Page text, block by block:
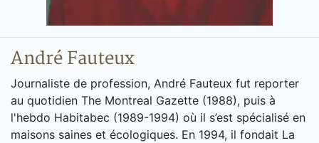
André Fauteux
Journaliste de profession, André Fauteux fut reporter
au quotidien The Montreal Gazette (1988), puis à
l'hebdo Habitabec (1989-1994) où il s’est spécialisé en
maisons saines et écologiques. En 1994, il fondait La